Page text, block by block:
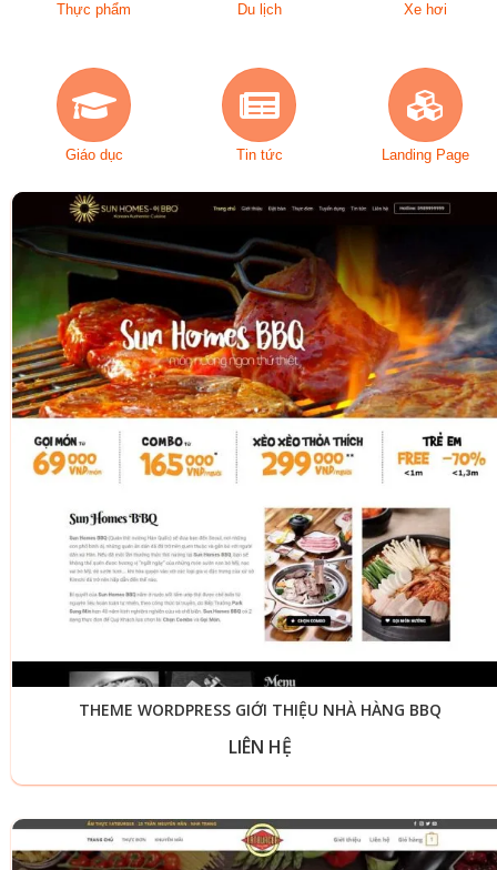
Thực phẩm Du lịch Xe hơi
Giáo dục Tin tức Landing Page
THEME WORDPRESS GIỚI THIỆU NHÀ HÀNG BBQ
LIÊN HỆ